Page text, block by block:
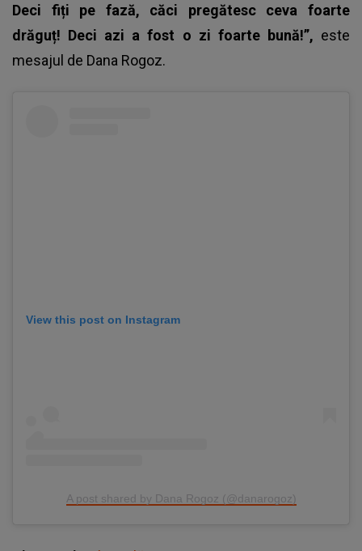
Deci fiți pe fază, căci pregătesc ceva foarte
drăguț! Deci azi a fost o zi foarte bună!”, este
mesajul de Dana Rogoz.
View this post on Instagram
A post shared by Dana Rogoz (@danarogoz)